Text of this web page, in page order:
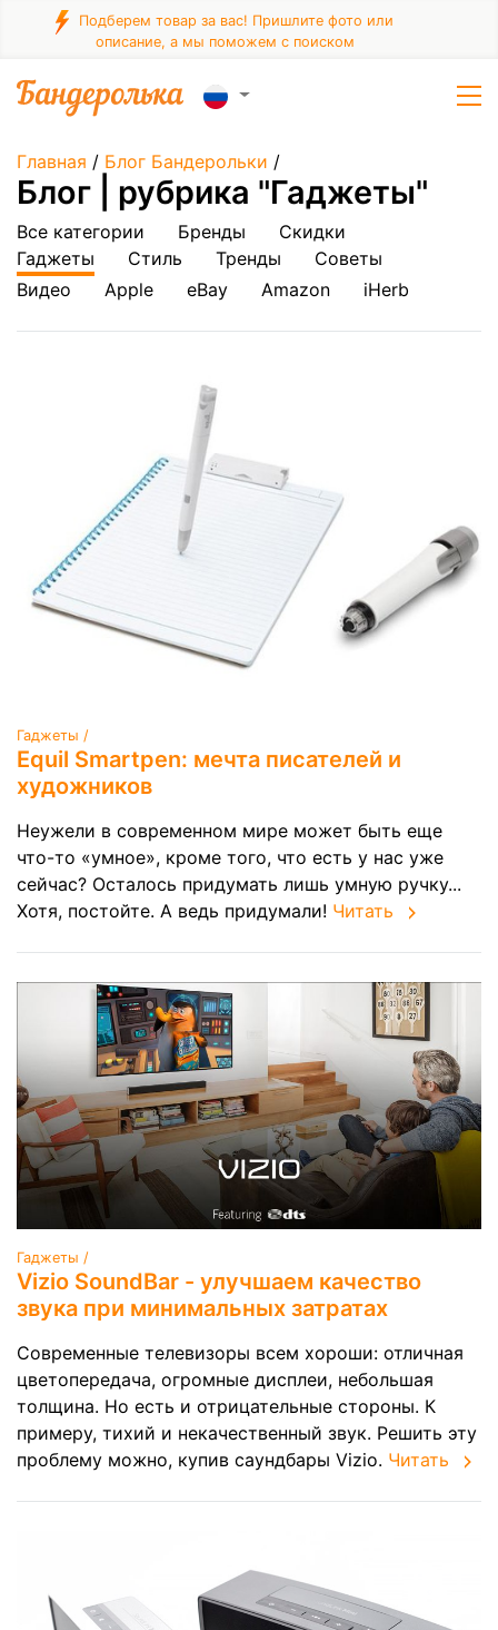
Подберем товар за вас! Пришлите фото или
описание, а мы поможем с поиском
Главная / Блог Бандерольки /
Блог | рубрика "Гаджеты"
Все категории Бренды
Скидки
Гаджеты
Стиль Тренды
Советы
Видео
Apple eBay Amazon iHerb
Гаджеты /
Equil Smartpen: мечта писателей и
художников
Неужели в современном мире может быть еще
что-то «умное», кроме того, что есть у нас уже
сейчас? Осталось придумать лишь умную ручку...
Хотя, постойте. А ведь придумали! Читать
Гаджеты /
Vizio SoundBar - улучшаем качество
звука при минимальных затратах
Современные телевизоры всем хороши: отличная
цветопередача, огромные дисплеи, небольшая
толщина. Но есть и отрицательные стороны. К
примеру, тихий и некачественный звук. Решить эту
проблему можно, купив саундбары Vizio. Читать